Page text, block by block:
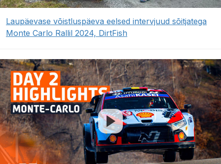
Laupäevase võistluspäeva eelsed intervjuud sõitjatega
Monte Carlo Rallil 2024, DirtFish